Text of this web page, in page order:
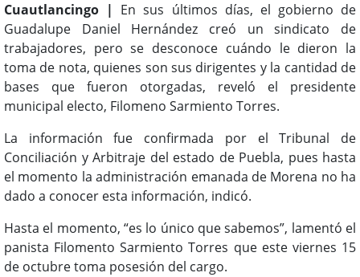
Cuautlancingo | En sus últimos días, el gobierno de
Guadalupe Daniel Hernández creó un sindicato de
trabajadores, pero se desconoce cuándo le dieron la
toma de nota, quienes son sus dirigentes y la cantidad de
bases que fueron otorgadas, reveló el presidente
municipal electo, Filomeno Sarmiento Torres.
La información fue confirmada por el Tribunal de
Conciliación y Arbitraje del estado de Puebla, pues hasta
el momento la administración emanada de Morena no ha
dado a conocer esta información, indicó.
Hasta el momento, “es lo único que sabemos”, lamentó el
panista Filomento Sarmiento Torres que este viernes 15
de octubre toma posesión del cargo.